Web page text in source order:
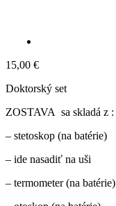
15,00 €
Doktorský set
ZOSTAVA sa skladá z :
– stetoskop (na batérie)
– ide nasadiť na uši
– termometer (na batérie)